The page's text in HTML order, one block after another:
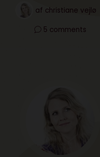
af christiane vejlø
5 comments